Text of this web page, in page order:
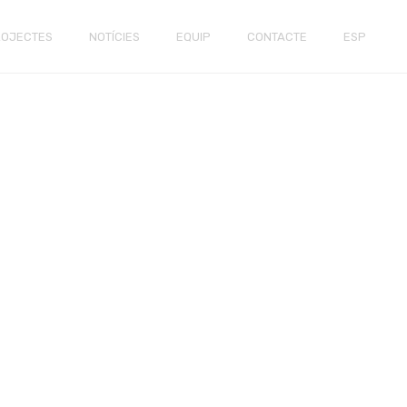
NOTÍCIES EQUIP CONTACTE ESP